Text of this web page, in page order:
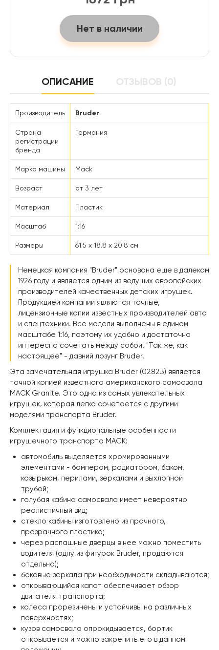
Нет в наличии
ОПИСАНИЕ ОТЗЫВОВ (0)
Производитель Bruder
Страна
регистрации
бренда
Германия
Марка машины Mack
Возраст от 3 лет
Материал Пластик
Масштаб 1:16
Размеры 61.5 х 18.8 х 20.8 см
Немецкая компания "Bruder" основана еще в далеком
1926 году и является одним из ведущих европейских
производителей качественных детских игрушек.
Продукцией компании являются точные,
лицензионные копии известных производителей авто
и спецтехники. Все модели выполнены в едином
масштабе 1:16, поэтому их удобно и достаточно
интересно сочетать между собой. "Так же, как
настоящее" - давний лозунг Bruder.
Эта замечательная игрушка Bruder (02823) является
точной копией известного американского самосвала
MACK Granite. Это одна из самых увлекательных
игрушек, которая легко сочетается с другими
моделями транспорта Bruder.
Комплектация и функциональные особенности
игрушечного транспорта MACK:
автомобиль выделяется хромированными
элементами - бампером, радиатором, баком,
козырьком, перилами, зеркалами и выхлопной
трубой;
голубая кабина самосвала имеет невероятно
реалистичный вид;
стекло кабины изготовлено из прочного,
прозрачного пластика;
через распашные дверцы в нее можно поместить
водителя (одну из фигурок Bruder, продаются
отдельно);
боковые зеркала при необходимости складываются;
открывающийся капот обеспечивает обзор
двигателя транспорта;
колеса прорезинены и устойчивы на различных
поверхностях;
кузов самосвала опрокидывается, бортик
открывается и можно закрепить его в данном